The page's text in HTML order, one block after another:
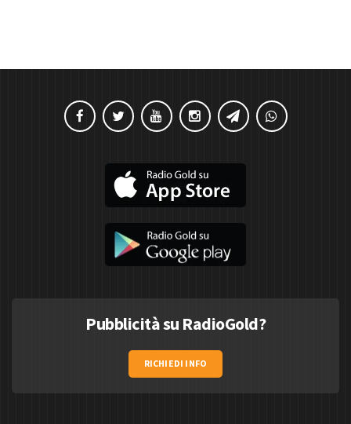
Pubblicità su RadioGold?
RICHIEDI INFO